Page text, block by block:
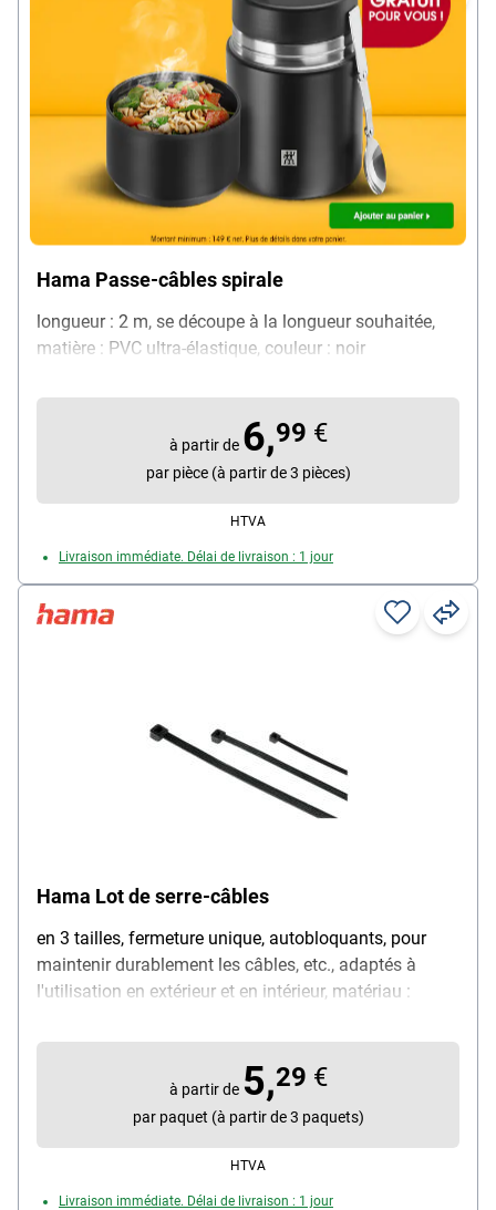
Hama Passe-câbles spirale
longueur : 2 m, se découpe à la longueur souhaitée,
matière : PVC ultra-élastique, couleur : noir
à partir de 6,99 €
par pièce (à partir de 3 pièces)
HTVA
Livraison immédiate. Délai de livraison : 1 jour
Hama Lot de serre-câbles
en 3 tailles, fermeture unique, autobloquants, pour
maintenir durablement les câbles, etc., adaptés à
l'utilisation en extérieur et en intérieur, matériau :
respectivement de 2,5 x 100 / 150 / 200 mm, contenu
à partir de 5,29 €
par paquet (à partir de 3 paquets)
HTVA
Livraison immédiate. Délai de livraison : 1 jour